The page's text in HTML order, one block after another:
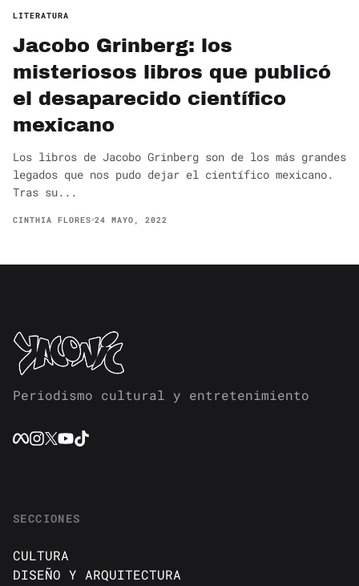
LITERATURA
Jacobo Grinberg: los
misteriosos libros que publicó
el desaparecido científico
mexicano
Los libros de Jacobo Grinberg son de los más grandes
legados que nos pudo dejar el científico mexicano.
Tras su...
CINTHIA FLORES 24 MAYO, 2022
Periodismo cultural y entretenimiento
SECCIONES
CULTURA
DISEÑO Y ARQUITECTURA